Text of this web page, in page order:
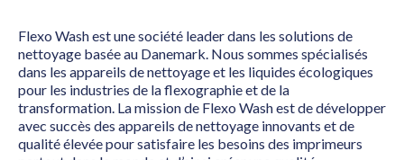
Flexo Wash est une société leader dans les solutions de
nettoyage basée au Danemark. Nous sommes spécialisés
dans les appareils de nettoyage et les liquides écologiques
pour les industries de la flexographie et de la
transformation. La mission de Flexo Wash est de développer
avec succès des appareils de nettoyage innovants et de
qualité élevée pour satisfaire les besoins des imprimeurs